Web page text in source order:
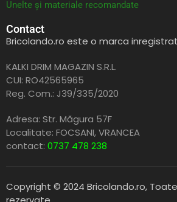
Unelte și materiale recomandate
Contact
Bricolando.ro este o marca
KALKI DRIM MAGAZIN S.R.L.
CUI: RO42565965
Reg. Com.: J39/335/2020
Adresa: Str. Măgura 57F
Localitate: FOCSANI,VRANCEA
contact: 0737 478 238
Copyright © 2024 Bricolando.ro,